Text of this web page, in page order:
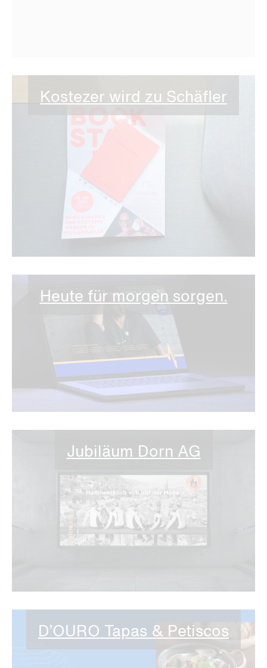
Kostezer wird zu Schäfler
Heute für morgen sorgen.
Jubiläum Dorn AG
D’OURO Tapas & Petiscos